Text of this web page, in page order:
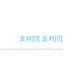
支持[0] 反对[0]